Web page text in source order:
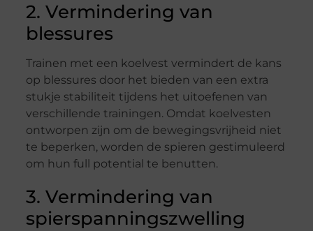
2. Vermindering van
blessures
Trainen met een koelvest vermindert de kans
op blessures door het bieden van een extra
stukje stabiliteit tijdens het uitoefenen van
verschillende trainingen. Omdat koelvesten
ontworpen zijn om de bewegingsvrijheid niet
te beperken, worden de spieren gestimuleerd
om hun full potential te benutten.
3. Vermindering van
spierspanningszwelling